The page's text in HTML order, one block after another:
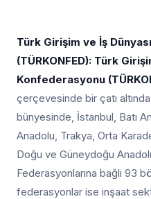
Türk Girişim ve İş
(TÜRKONFED): Türk
Konfederasyonu
çerçevesinde bir çatı
bünyesinde, İstanbul, Batı
Anadolu, Trakya, Orta
Doğu ve Güneydoğu
Federasyonlarına bağlı 93
federasyonlar ise inşaat